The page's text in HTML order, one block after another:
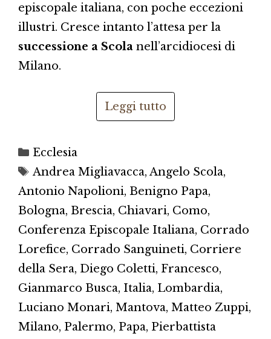
episcopale italiana, con poche eccezioni
illustri. Cresce intanto l’attesa per la
successione a Scola nell’arcidiocesi di
Milano.
Leggi tutto
Categorie
Ecclesia
Tag
Andrea Migliavacca, Angelo Scola,
Antonio Napolioni, Benigno Papa,
Bologna, Brescia, Chiavari, Como,
Conferenza Episcopale Italiana, Corrado
Lorefice, Corrado Sanguineti, Corriere
della Sera, Diego Coletti, Francesco,
Gianmarco Busca, Italia, Lombardia,
Luciano Monari, Mantova, Matteo Zuppi,
Milano, Palermo, Papa, Pierbattista